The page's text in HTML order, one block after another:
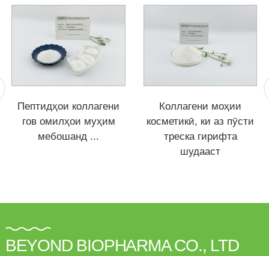
Пептидҳои коллагени
гов омилҳои муҳим
мебошанд ...
Коллагени моҳии
косметикӣ, ки аз пӯсти
треска гирифта
шудааст
BEYOND BIOPHARMA CO., LTD